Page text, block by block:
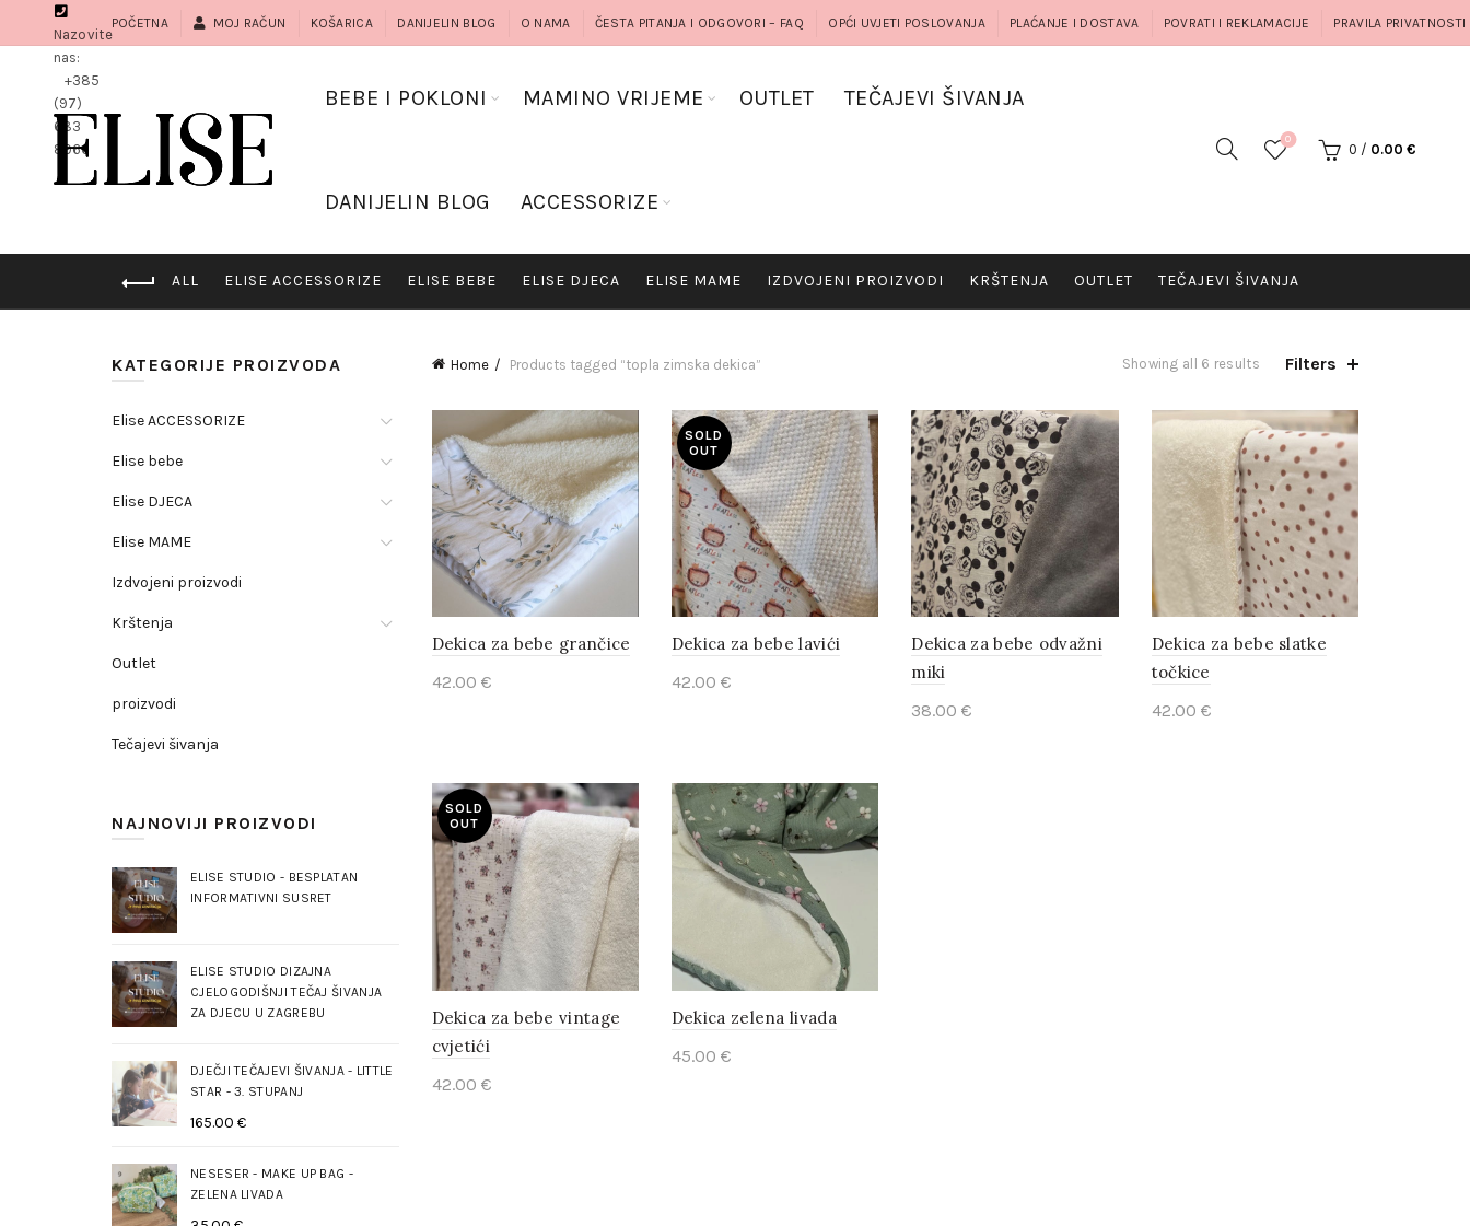
Nazovite
nas:
+385
(97)
683
8966
POČETNA MOJ RAČUN KOŠARICA DANIJELIN BLOG O NAMA ČESTA PITANJA I ODGOVORI – FAQ OPĆI UVJETI POSLOVANJA PLAĆANJE I DOSTAVA POVRATI I REKLAMACIJE PRAVILA PRIVATNOSTI
BEBE I POKLONI MAMINO VRIJEME OUTLET TEČAJEVI ŠIVANJA
DANIJELIN BLOG ACCESSORIZE
0
0 / 0.00 €
ALL ELISE ACCESSORIZE ELISE BEBE ELISE DJECA ELISE MAME IZDVOJENI PROIZVODI KRŠTENJA OUTLET TEČAJEVI ŠIVANJA
Home Products tagged “topla zimska dekica” Showing all 6 results Filters
Dekica za bebe grančice
42.00 €
SOLD
OUT
Dekica za bebe lavići
42.00 €
Dekica za bebe odvažni
miki
38.00€
Dekica za bebe slatke
točkice
42.00 €
SOLD
OUT
Dekica za bebe vintage
cvjetići
42.00 €
Dekica zelena livada
45.00 €
KATEGORIJE PROIZVODA
Elise ACCESSORIZE
Elise bebe
Elise DJECA
Elise MAME
Izdvojeni proizvodi
Krštenja
Outlet
proizvodi
Tečajevi šivanja
NAJNOVIJI PROIZVODI
ELISE STUDIO - BESPLATAN
INFORMATIVNI SUSRET
ELISE STUDIO DIZAJNA
CJELOGODIŠNJI TEČAJ ŠIVANJA
ZA DJECU U ZAGREBU
DJEČJI TEČAJEVI ŠIVANJA - LITTLE
STAR - 3. STUPANJ
165.00 €
NESESER - MAKE UP BAG -
ZELENA LIVADA